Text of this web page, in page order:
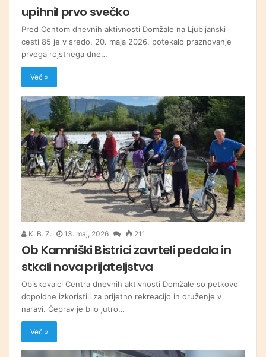
upihnil prvo svečko
Pred Centom dnevnih aktivnosti Domžale na Ljubljanski
cesti 85 je v sredo, 20. maja 2026, potekalo praznovanje
prvega rojstnega dne…
Več »
K. B. Z. 13. maj, 2026 211
Ob Kamniški Bistrici zavrteli pedala in
stkali nova prijateljstva
Obiskovalci Centra dnevnih aktivnosti Domžale so petkovo
dopoldne izkoristili za prijetno rekreacijo in druženje v
naravi. Čeprav je bilo jutro…
Več »